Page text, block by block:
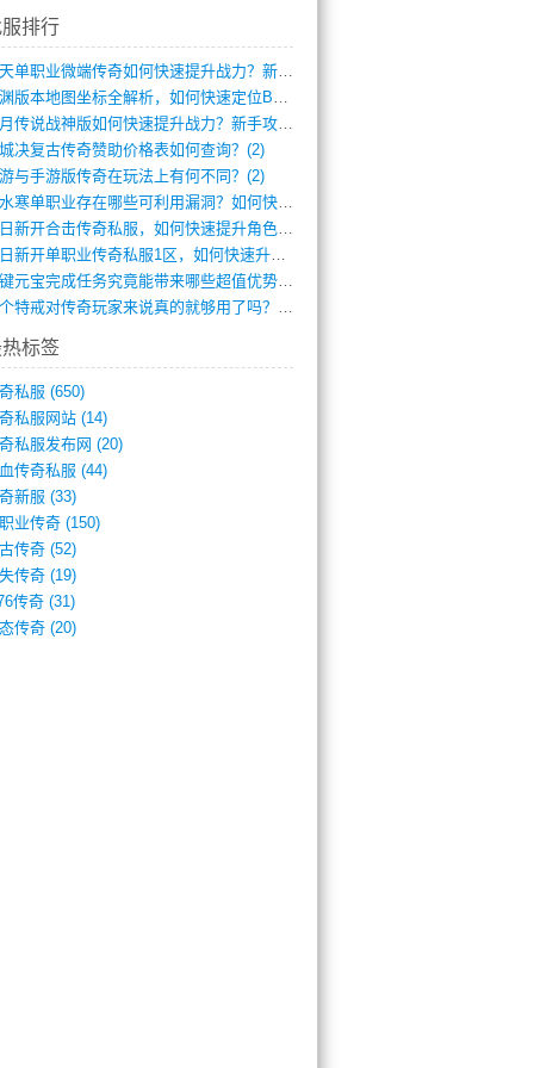
排行
逆天单职业微端传奇如何快速提升战力？新手(4)
龙渊版本地图坐标全解析，如何快速定位BO(3)
红月传说战神版如何快速提升战力？新手攻略(3)
决复古传奇赞助价格表如何查询？(2)
与手游版传奇在玩法上有何不同？(2)
逆水寒单职业存在哪些可利用漏洞？如何快速(1)
今日新开合击传奇私服，如何快速提升角色战(0)
今日新开单职业传奇私服1区，如何快速升级(0)
一键元宝完成任务究竟能带来哪些超值优势？(0)
一个特戒对传奇玩家来说真的就够用了吗？(0)
标签
私服 (650)
私服网站 (14)
私服发布网 (20)
传奇私服 (44)
新服 (33)
业传奇 (150)
传奇 (52)
传奇 (19)
传奇 (31)
传奇 (20)